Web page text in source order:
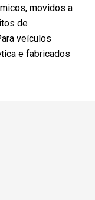
movidos a
de
veículos
e fabricados